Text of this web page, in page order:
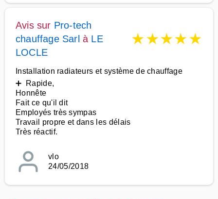
Avis sur Pro-tech
chauffage Sarl à LE
LOCLE
★★★★★
Installation radiateurs et système de chauffage
➕ Rapide,
Honnête
Fait ce qu'il dit
Employés très sympas
Travail propre et dans les délais
Très réactif.
vlo
24/05/2018